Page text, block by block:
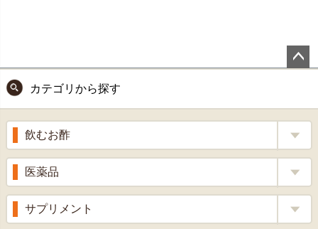
ップ
へ
カテゴリから探す
飲むお酢
補酵素のちから
くろ酢
りんご酢
医薬品
風邪薬
サプリメント